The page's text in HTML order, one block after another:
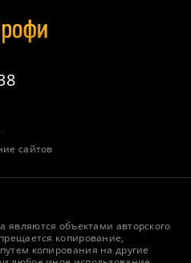
сайтов
объектами авторского
копирование,
копирования на другие